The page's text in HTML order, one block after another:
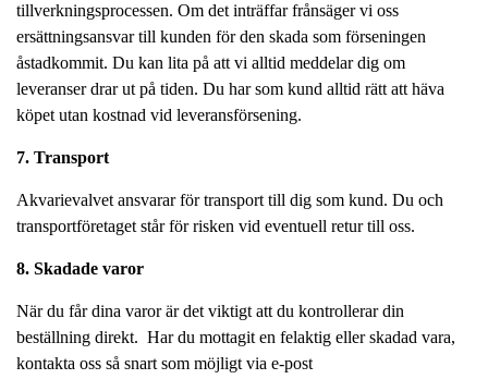
tillverkningsprocessen. Om det inträffar frånsäger vi oss
ersättningsansvar till kunden för den skada som förseningen
åstadkommit. Du kan lita på att vi alltid meddelar dig om
leveranser drar ut på tiden. Du har som kund alltid rätt att häva
köpet utan kostnad vid leveransförsening.
7. Transport
Akvarievalvet ansvarar för transport till dig som kund. Du och
transportföretaget står för risken vid eventuell retur till oss.
8. Skadade varor
När du får dina varor är det viktigt att du kontrollerar din
beställning direkt. Har du mottagit en felaktig eller skadad vara,
kontakta oss så snart som möjligt via e-post